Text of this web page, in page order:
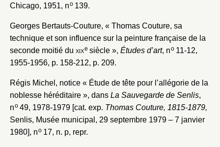
Chicago, 1951, no139.
Georges Bertauts-Couture, « Thomas Couture, sa
technique et son influence sur la peinture française de la
seconde moitié du xixe siècle », Études d’art, no11-12,
1955-1956, p. 158-212, p. 209.
Régis Michel, notice « Étude de tête pour l’allégorie de la
noblesse héréditaire », dans La Sauvegarde de Senlis,
no49, 1978-1979 [cat. exp. Thomas Couture, 1815-1879,
Senlis, Musée municipal, 29 septembre 1979 – 7 janvier
1980], no17, n. p, repr.
notice
Nom du dossier
Valider
Nouveau dossier
Connexion
Courriel
Mot de passe